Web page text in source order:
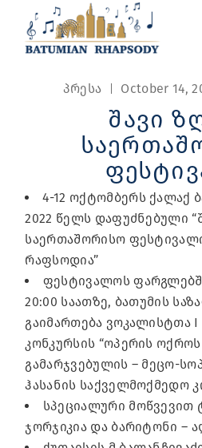
content
პრესა October 14,
შავი
4-12 ოქტომბერს ქალაქ
2022 წელს დაფუძნებული
საერთაშორისო
რაფსოდია”
⁠ფესტივალოს
20:00 საათზე, ბათუმის
გაიმართება ვოკალისტთა
კონკურსის “ოპერის ოქროს
გამარჯვებულის – მეცო-
ჰასანის საქველმოქმედო
⁠სპეციალური მოწვევით
ჯორჯიკია და ბარიტონი –